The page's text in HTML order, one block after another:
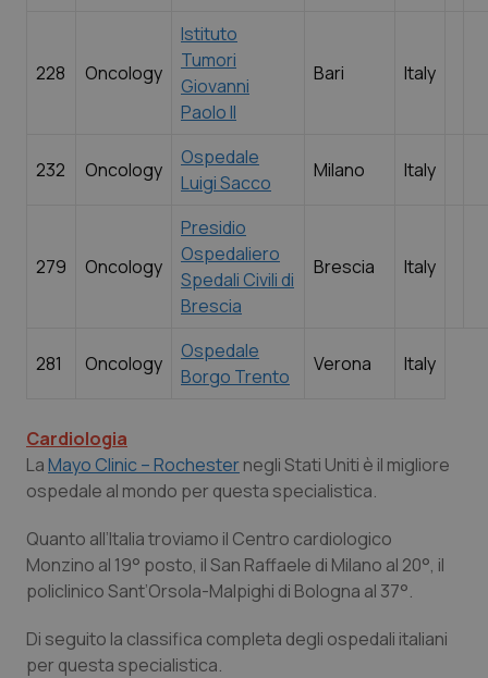
228 Oncology
Istituto
Tumori
Giovanni
Paolo II
Bari Italy
232 Oncology
Ospedale
Luigi Sacco
Milano Italy
279 Oncology
Presidio
Ospedaliero
Spedali Civili di
Brescia
Brescia Italy
281 Oncology
Ospedale
Borgo Trento
Verona Italy
Cardiologia
LaMayo Clinic – Rochesternegli Stati Uniti è il migliore
ospedale al mondo per questa specialistica.
Quanto all’Italia troviamo il Centro cardiologico
Monzino al 19° posto, il San Raffaele di Milano al 20°, il
policlinico Sant’Orsola-Malpighi di Bologna al 37°.
Di seguito la classifica completa degli ospedali italiani
per questa specialistica.